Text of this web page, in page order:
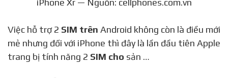
iPhone Xr — Nguồn: cellphones.com.vn
Việc hỗ trợ 2 SIM trênAndroid không còn là điều mới